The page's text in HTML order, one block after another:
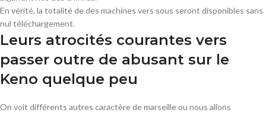
En vérité, la totalité de des machines vers sous seront disponibles sans
nul téléchargement.
Leurs atrocités courantes vers
passer outre de abusant sur le
Keno quelque peu
On voit différents autres caractère de marseille ou nous allons